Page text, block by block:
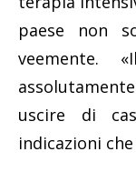
paese non
veemente.
uscire di
indicazioni